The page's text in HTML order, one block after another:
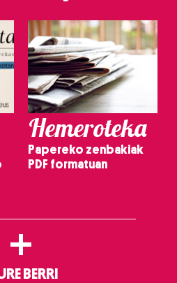
Hemeroteka
Papereko zenbakiak
PDF formatuan
+
BERRI